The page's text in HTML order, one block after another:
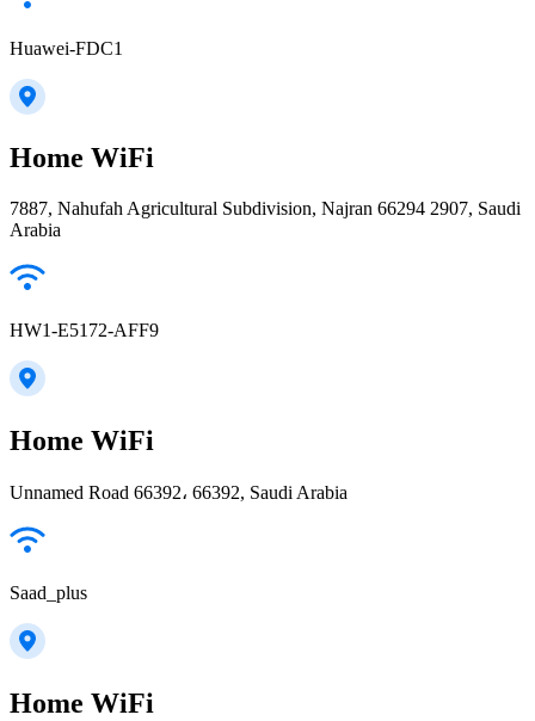
Huawei-FDC1
Home WiFi
7887, Nahufah Agricultural Subdivision, Najran 66294 2907, Saudi
Arabia
HW1-E5172-AFF9
Home WiFi
Unnamed Road 66392، 66392, Saudi Arabia
Saad_plus
Home WiFi